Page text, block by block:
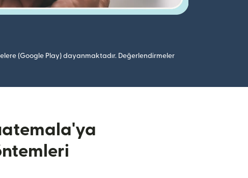
(Google Play) dayanmaktadır. Değerlendirmeler